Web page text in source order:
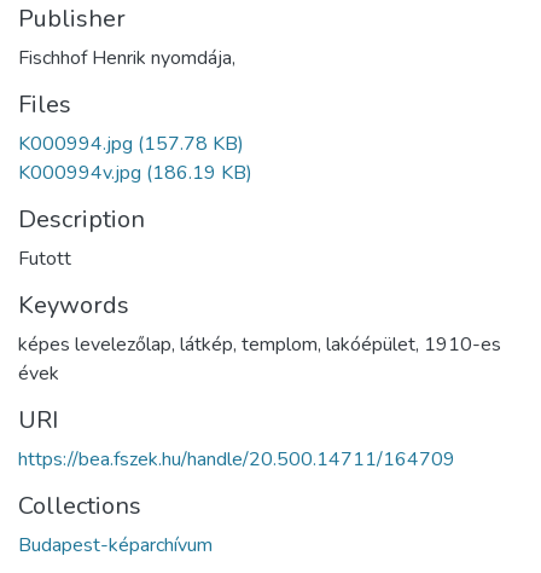
Publisher
Fischhof Henrik nyomdája,
Files
K000994.jpg (157.78 KB)
K000994v.jpg (186.19 KB)
Description
Futott
Keywords
képes levelezőlap, látkép, templom, lakóépület, 1910-es
évek
URI
https://bea.fszek.hu/handle/20.500.14711/164709
Collections
Budapest-képarchívum